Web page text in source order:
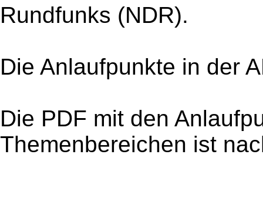
Rundfunks (NDR).
Die Anlaufpunkte in der
Die PDF mit den
Themenbereichen ist